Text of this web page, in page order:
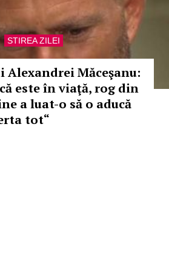
STIREA ZILEI
Măceşanu:
este în viaţă, rog din
a luat-o să o aducă
tot“